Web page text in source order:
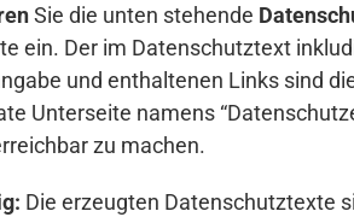
Sie die unten stehende
ein. Der im Datenschutztext
und enthaltenen Links sind
Unterseite namens
zu machen.
Die erzeugten Datenschutztexte